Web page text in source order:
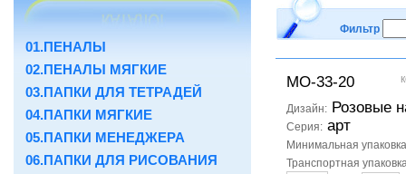
01.ПЕНАЛЫ
02.ПЕНАЛЫ МЯГКИЕ
03.ПАПКИ ДЛЯ ТЕТРАДЕЙ
04.ПАПКИ МЯГКИЕ
05.ПАПКИ МЕНЕДЖЕРА
06.ПАПКИ ДЛЯ РИСОВАНИЯ
Фильтр
МО-33-20
Дизайн: Розовые
Серия: арт
Минимальная упаковка
Транспортная